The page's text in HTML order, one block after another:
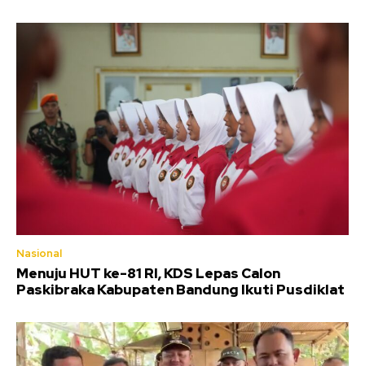
Nasional
Menuju HUT ke-81 RI, KDS Lepas Calon
Paskibraka Kabupaten Bandung Ikuti Pusdiklat